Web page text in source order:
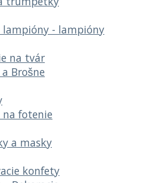
lampióny - lampióny
na tvár
Brošne
na fotenie
a masky
konfety